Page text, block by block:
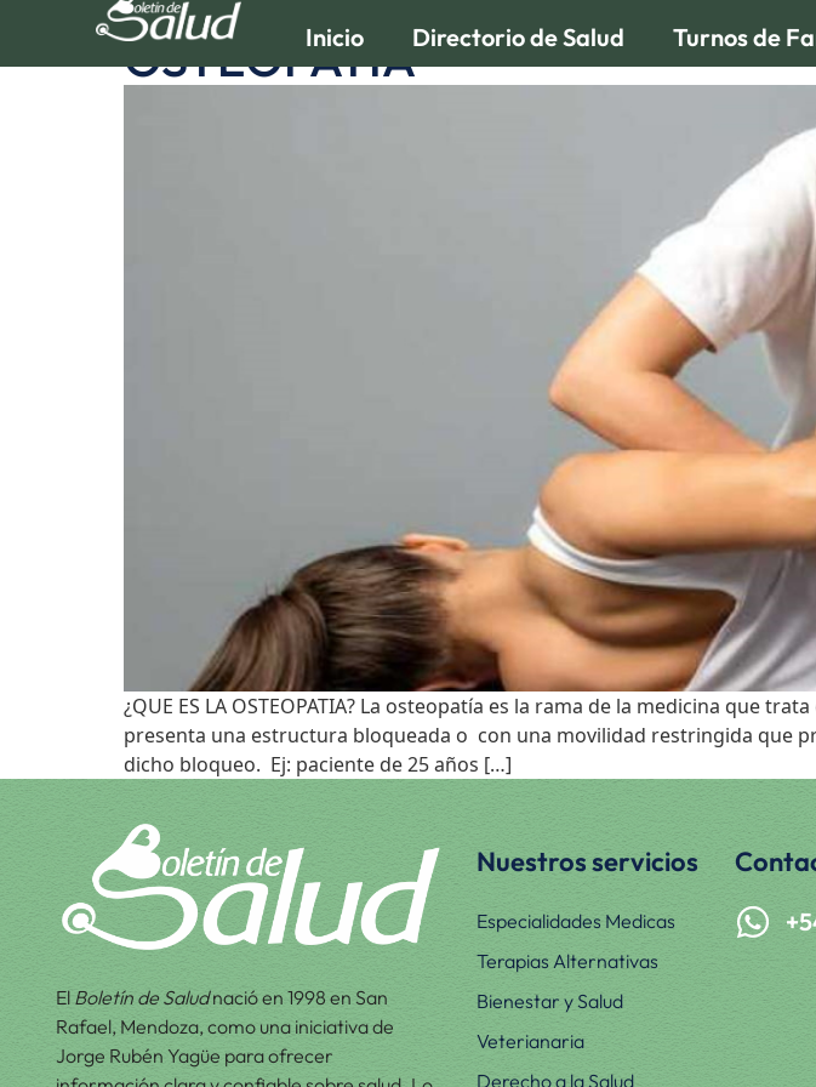
Inicio Directorio de Salud Turnos de
OSTEOPATIA
¿QUE ES LA OSTEOPATIA? La osteopatía es la rama de la medicina que
presenta una estructura bloqueada o con una movilidad restringida que
dicho bloqueo. Ej: paciente de 25 años […]
El Boletín de Saludnació en 1998 en San
Rafael, Mendoza, como una iniciativa de
Jorge Rubén Yagüe para ofrecer
Nuestros servicios
Especialidades Medicas
Terapias Alternativas
Bienestar y Salud
Veterianaria
Derecho a la Salud